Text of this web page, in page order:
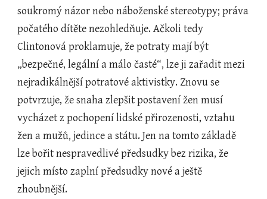
soukromý názor nebo náboženské stereotypy; práva
počatého dítěte nezohledňuje. Ačkoli tedy
Clintonová proklamuje, že potraty mají být
„bezpečné, legální a málo časté“, lze ji zařadit mezi
nejradikálnější potratové aktivistky. Znovu se
potvrzuje, že snaha zlepšit postavení žen musí
vycházet z pochopení lidské přirozenosti, vztahu
žen a mužů, jedince a státu. Jen na tomto základě
lze bořit nespravedlivé předsudky bez rizika, že
jejich místo zaplní předsudky nové a ještě
zhoubnější.